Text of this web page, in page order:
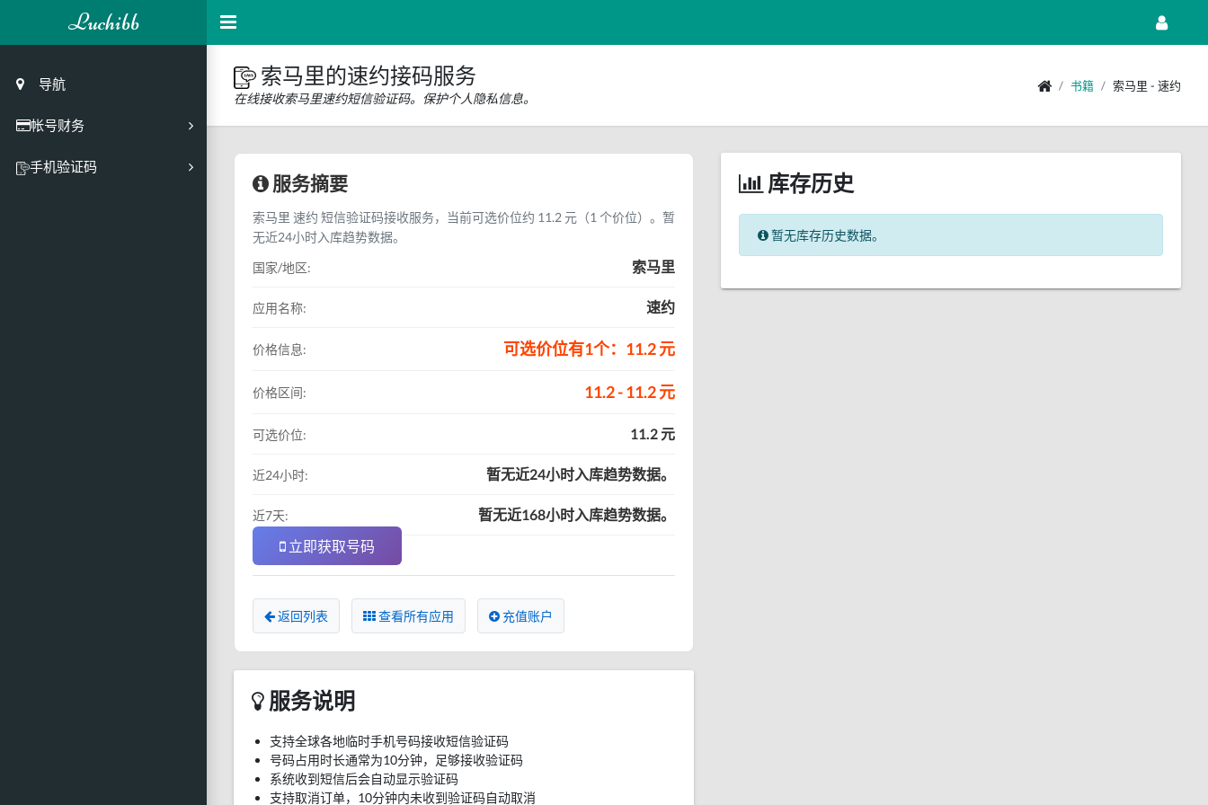
Luchibb
导航
帐号财务
充值
手机验证码
索马里的速约接码服务
在线接收索马里速约短信验证码。保护个人隐私信息。
书籍 索马里 - 速约
服务摘要
索马里 速约 短信验证码接收服务，当前可选价位约 11.2 元（1 个价位）。暂
无近24小时入库趋势数据。
国家/地区:
索马里
应用名称: 速约
价格信息: 可选价位有1个：11.2 元
价格区间: 11.2 - 11.2 元
可选价位: 11.2 元
近24小时: 暂无近24小时入库趋势数据。
近7天:
暂无近168小时入库趋势数据。
立即获取号码
返回列表 查看所有应用 充值账户
服务说明
支持全球各地临时手机号码接收短信验证码
号码占用时长通常为10分钟，足够接收验证码
系统收到短信后会自动显示验证码
支持取消订单，10分钟内未收到验证码自动取消
库存历史
暂无库存历史数据。